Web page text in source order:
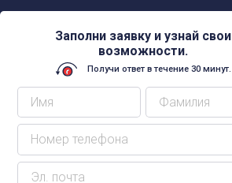
Заполни заявку и узнай свои
возможности.
Получи ответ в течение 30 минут.